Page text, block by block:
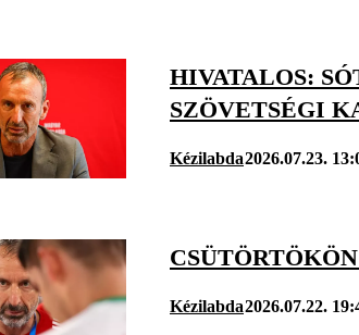
HIVATALOS:
SZÖVETSÉGI
Kézilabda2026.07.23.
Kézilabda2026.07.22.